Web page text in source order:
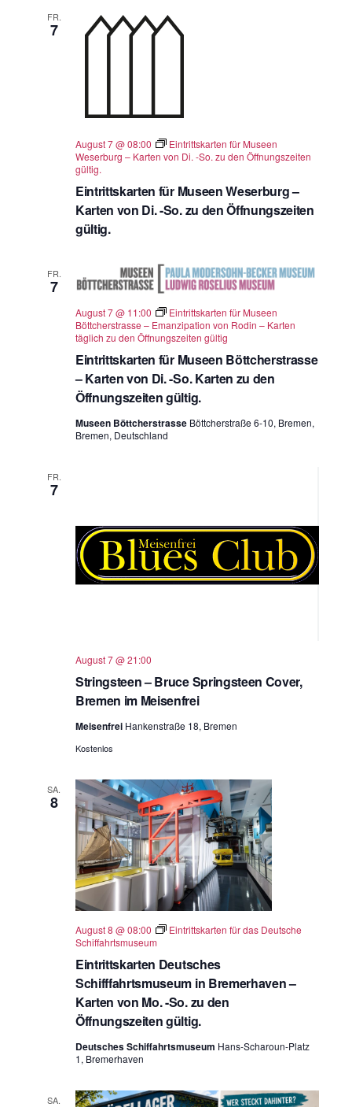
FR.
7
Eintrittskarten für Museen Weserburg –
Karten von Di. -So. zu den Öffnungszeiten
gültig.
August 7 @ 08:00
Eintrittskarten für Museen
Weserburg – Karten von Di. -So. zu den Öffnungszeiten
gültig.
FR.
7
Eintrittskarten für Museen Böttcherstrasse
– Karten von Di. -So. Karten zu den
Öffnungszeiten gültig.
August 7 @ 11:00
Eintrittskarten für Museen
Böttcherstrasse – Emanzipation von Rodin – Karten
täglich zu den Öffnungszeiten gültig
Museen Böttcherstrasse Böttcherstraße 6-10, Bremen,
Bremen, Deutschland
FR.
7
Stringsteen – Bruce Springsteen Cover,
Bremen im Meisenfrei
August 7 @ 21:00
Meisenfrei Hankenstraße 18, Bremen
Kostenlos
SA.
8
Eintrittskarten Deutsches
Schifffahrtsmuseum in Bremerhaven –
Karten von Mo. -So. zu den
Öffnungszeiten gültig.
August 8 @ 08:00
Eintrittskarten für das Deutsche
Schiffahrtsmuseum
Deutsches Schiffahrtsmuseum Hans-Scharoun-Platz
1, Bremerhaven
SA.